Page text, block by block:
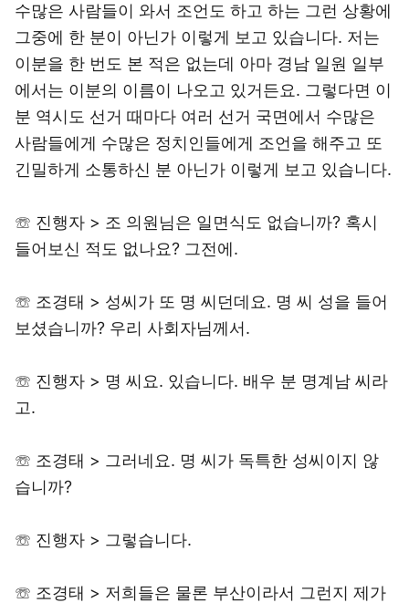
수많은 사람들이 와서 조언도 하고 하는 그런 상황에
그중에 한 분이 아닌가 이렇게 보고 있습니다. 저는
이분을 한 번도 본 적은 없는데 아마 경남 일원 일부
에서는 이분의 이름이 나오고 있거든요. 그렇다면 이
분 역시도 선거 때마다 여러 선거 국면에서 수많은
사람들에게 수많은 정치인들에게 조언을 해주고 또
긴밀하게 소통하신 분 아닌가 이렇게 보고 있습니다.
☏ 진행자 > 조 의원님은 일면식도 없습니까? 혹시
들어보신 적도 없나요? 그전에.
☏ 조경태 > 성씨가 또 명 씨던데요. 명 씨 성을 들어
보셨습니까? 우리 사회자님께서.
☏ 진행자 > 명 씨요. 있습니다. 배우 분 명계남 씨라
고.
☏ 조경태 > 그러네요. 명 씨가 독특한 성씨이지 않
습니까?
☏ 진행자 > 그렇습니다.
☏ 조경태 > 저희들은 물론 부산이라서 그런지 제가